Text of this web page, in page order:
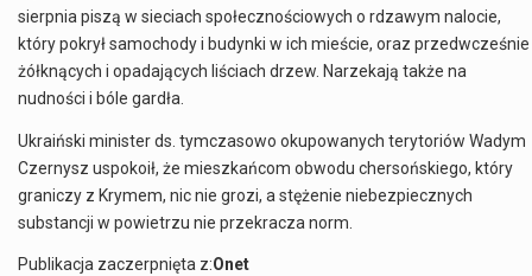
sierpnia piszą w sieciach społecznościowych o rdzawym nalocie,
który pokrył samochody i budynki w ich mieście, oraz przedwcześnie
żółknących i opadających liściach drzew. Narzekają także na
nudności i bóle gardła.
Ukraiński minister ds. tymczasowo okupowanych terytoriów Wadym
Czernysz uspokoił, że mieszkańcom obwodu chersońskiego, który
graniczy z Krymem, nic nie grozi, a stężenie niebezpiecznych
substancji w powietrzu nie przekracza norm.
Publikacja zaczerpnięta z:Onet